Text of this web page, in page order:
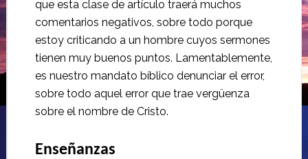
que esta clase de artículo traerá muchos
comentarios negativos, sobre todo porque
estoy criticando a un hombre cuyos sermones
tienen muy buenos puntos. Lamentablemente,
es nuestro mandato bíblico denunciar el error,
sobre todo aquel error que trae vergüenza
sobre el nombre de Cristo.
Enseñanzas